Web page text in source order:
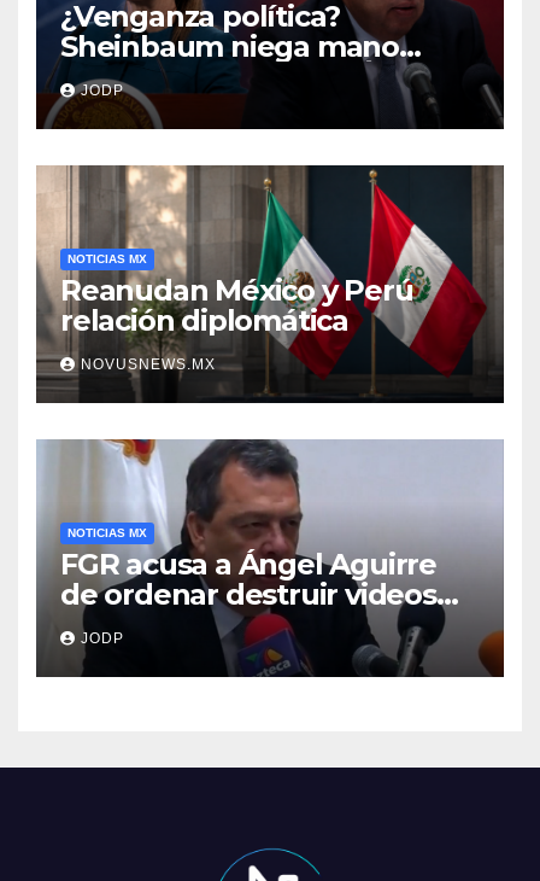
¿Venganza política?
Sheinbaum niega mano
negra en captura de Ángel
Aguirre
JODP
NOTICIAS MX
Reanudan México y Perú
relación diplomática
NOVUSNEWS.MX
NOTICIAS MX
FGR acusa a Ángel Aguirre
de ordenar destruir videos
clave del caso Ayotzinapa
JODP